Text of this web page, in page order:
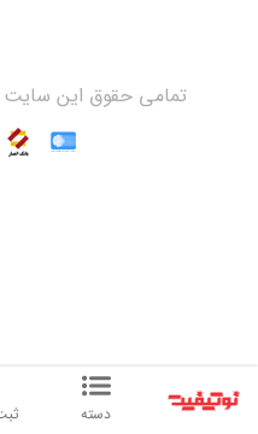
دسته
تمامی حقوق این